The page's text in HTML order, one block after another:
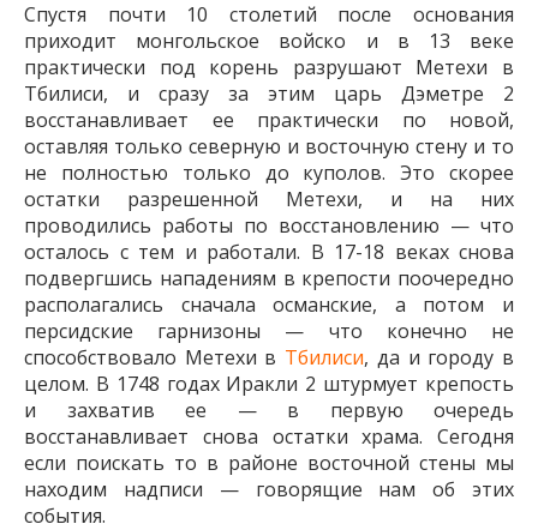
Спустя почти 10 столетий после основания
приходит монгольское войско и в 13 веке
практически под корень разрушают Метехи в
Тбилиси, и сразу за этим царь Дэметре 2
восстанавливает ее практически по новой,
оставляя только северную и восточную стену и то
не полностью только до куполов. Это скорее
остатки разрешенной Метехи, и на них
проводились работы по восстановлению — что
осталось с тем и работали. В 17-18 веках снова
подвергшись нападениям в крепости поочередно
располагались сначала османские, а потом и
персидские гарнизоны — что конечно не
способствовало Метехи в Тбилиси, да и городу в
целом. В 1748 годах Иракли 2 штурмует крепость
и захватив ее — в первую очередь
восстанавливает снова остатки храма. Сегодня
если поискать то в районе восточной стены мы
находим надписи — говорящие нам об этих
события.